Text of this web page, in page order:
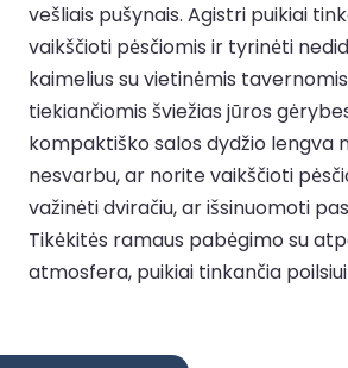
vešliais pušynais. Agistri puikiai
vaikščioti pėsčiomis ir tyrinėti
kaimelius su vietinėmis
tiekiančiomis šviežias jūros
kompaktiško salos dydžio lengva
nesvarbu, ar norite vaikščioti
važinėti dviračiu, ar išsinuomoti
Tikėkitės ramaus pabėgimo su
atmosfera, puikiai tinkančia